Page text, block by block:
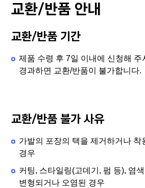
교환/반품 안내
교환/반품 기간
제품 수령 후 7일 이내에 신청해 주
경과하면 교환/반품이 불가합니다.
교환/반품 불가 사유
가발의 포장의 택을 제거하거나 착
경우
커팅, 스타일링(고데기, 펌 등), 염색
변형되거나 오염된 경우